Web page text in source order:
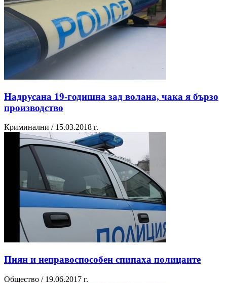
Надрусана 19-годишна зад волана, чака я бързо
производство
Криминални / 15.03.2018 г.
Пиян и неправоспособен спипаха полицаите
Общество / 19.06.2017 г.